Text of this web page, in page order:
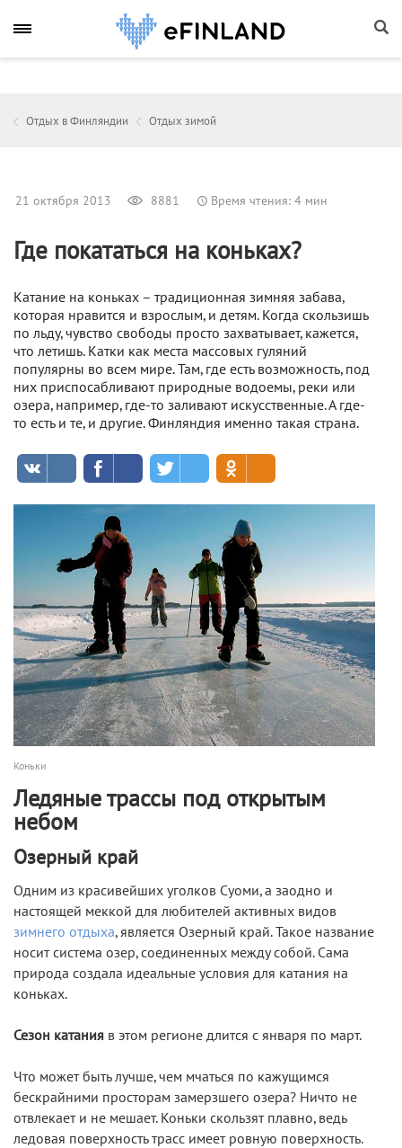
Отдых в Финляндии Отдых зимой
21 октября 2013 8881 Время чтения: 4 мин
Где покататься на коньках?
Катание на коньках – традиционная зимняя забава,
которая нравится и взрослым, и детям. Когда скользишь
по льду, чувство свободы просто захватывает, кажется,
что летишь. Катки как места массовых гуляний
популярны во всем мире. Там, где есть возможность, под
них приспосабливают природные водоемы, реки или
озера, например, где-то заливают искусственные. А где-
то есть и те, и другие. Финляндия именно такая страна.
Коньки
Ледяные трассы под открытым
небом
Озерный край
Одним из красивейших уголков Суоми, а заодно и
настоящей меккой для любителей активных видов
зимнего отдыха, является Озерный край. Такое название
носит система озер, соединенных между собой. Сама
природа создала идеальные условия для катания на
коньках.
Сезон катания в этом регионе длится с января по март.
Что может быть лучше, чем мчаться по кажущимся
бескрайними просторам замерзшего озера? Ничто не
отвлекает и не мешает. Коньки скользят плавно, ведь
ледовая поверхность трасс имеет ровную поверхность.